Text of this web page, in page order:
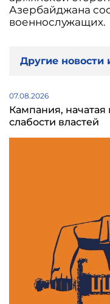
Азербайджана
военнослужащих.
Другие новости
07.08.2026
Кампания,
слабости властей